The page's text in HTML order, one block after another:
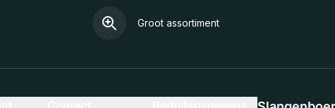
Groot assortiment